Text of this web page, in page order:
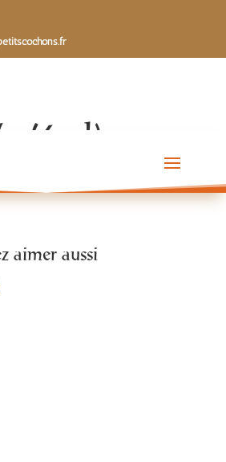
(6 cl)
aimer aussi